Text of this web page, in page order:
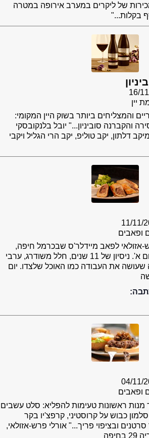
של ליקרים במערב אירופה במטרה
בקלות..."
16/
יין
והמצליחים ביותר בשוק היין המקומי:
והקברנה סוביניון..." יובל בלנקובסקי
דלתון, יקב טוליפ, יקב הרי הגליל ויקבי
11/11/
ופאבים
אזולאי לפאב מיידלר'ס שבכרמל חיפה,
בניסיון לטפל בשביזות יום א'. ניסיון של 11 שנים, חלל משודרג, ערבי
שעושה את העבודה כמו האוכל שלצדו. יום
04/11/
ופאבים
מנות ראשונות טעימות להפליא: סלט עשבים
כבוש על קרוסטיני, קרפצ'יו בקר
ובציפוי פריך..." אורלי פרש-אזולאי,